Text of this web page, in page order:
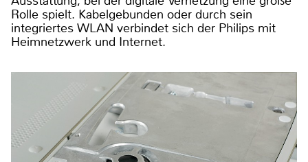
Rolle spielt. Kabelgebunden oder durch sein
integriertes WLAN verbindet sich der Philips mit
Heimnetzwerk und Internet.